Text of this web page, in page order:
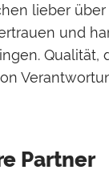
lieber
und
Qualität,
Partner